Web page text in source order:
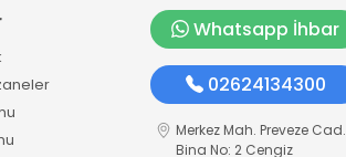
Whatsapp İhbar
02624134300
Merkez Mah. Preveze Cad.
Bina No: 2 Cengiz